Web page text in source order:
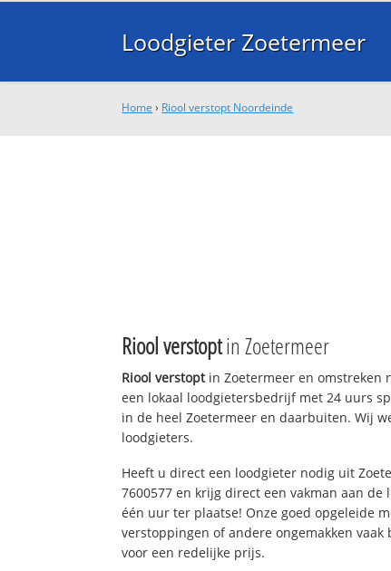
Loodgieter Zoetermeer
Home › Riool verstopt Noordeinde
Riool verstoptin Zoetermeer
Riool verstoptin Zoetermeer en omstreken
een lokaal loodgietersbedrijf met 24 uurs
in de heel Zoetermeer en daarbuiten. Wij
loodgieters.
Heeft u direct een loodgieter nodig uit
7600577 en krijg direct een vakman aan
één uur ter plaatse! Onze goed opgeleide
verstoppingen of andere ongemakken
voor een redelijke prijs.